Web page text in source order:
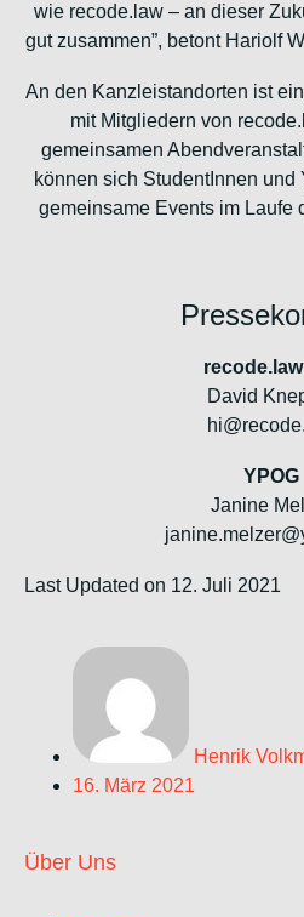
wie recode.law – an dieser
gut zusammen”, betont Hariolf
An den Kanzleistandorten ist
mit Mitgliedern von
gemeinsamen
können sich StudentInnen
gemeinsame Events im Laufe
recode.law
David
YPOG
Janine
Last Updated on 12. Juli 2021
Henrik
16. März 2021
Über Uns